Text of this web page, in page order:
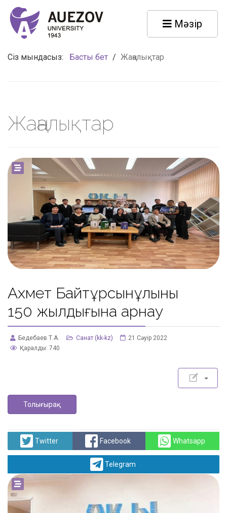
Мәзір
Сіз мындасыз: Басты бет / Жаңалықтар
Жаңалықтар
Ахмет Байтұрсынұлының
150 жылдығына арнау
Бедебаев Т.А. Санат (kk-kz)
21 Сәуір 2022
Қаралды: 740
Толығырақ
Twitter Facebook Whatsapp
Telegram
powered by